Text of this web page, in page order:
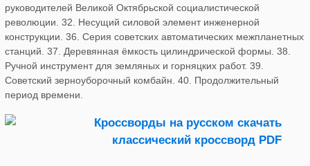
руководителей Великой Октябрьской социалистической
революции. 32. Несущий силовой элемент инженерной
конструкции. 36. Серия советских автоматических межпланетных
станций. 37. Деревянная ёмкость цилиндрической формы. 38.
Ручной инструмент для земляных и горняцких работ. 39.
Советский зерноуборочный комбайн. 40. Продолжительный
период времени.